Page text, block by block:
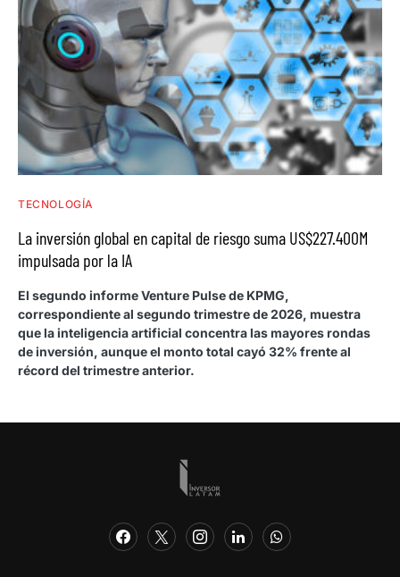
TECNOLOGÍA
La inversión global en capital de riesgo suma US$227.400M
impulsada por la IA
El segundo informe Venture Pulse de KPMG,
correspondiente al segundo trimestre de 2026, muestra
que la inteligencia artificial concentra las mayores rondas
de inversión, aunque el monto total cayó 32% frente al
récord del trimestre anterior.